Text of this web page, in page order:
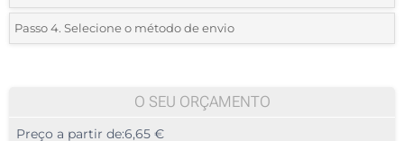
1 Cor (Na tampa)
*Quantidade mínima:5
10
Passo 4. Selecione o método de envio
O SEU ORÇAMENTO
Preço a partir de:6,65 €